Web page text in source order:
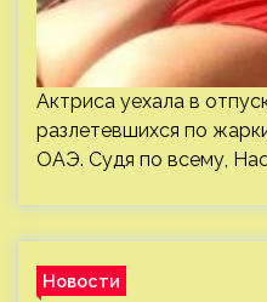
Актриса уехала в
разлетевшихся по
ОАЭ. Судя по всему,
Новости